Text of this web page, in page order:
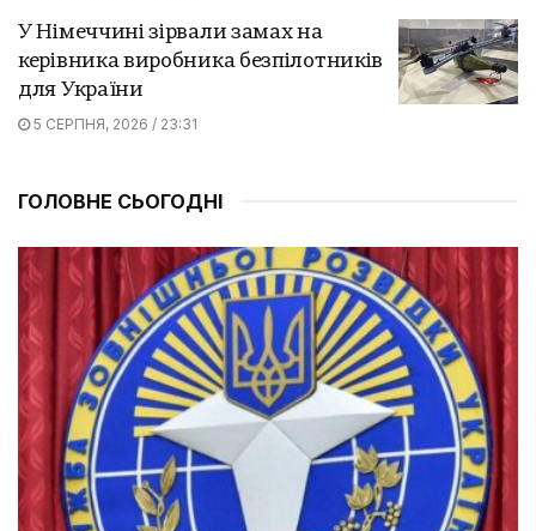
У Німеччині зірвали замах на
керівника виробника безпілотників
для України
5 СЕРПНЯ, 2026 / 23:31
ГОЛОВНЕ СЬОГОДНІ